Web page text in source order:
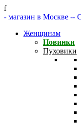
f
- магазин в Москве --
Женщинам
Новинки
Пуховики